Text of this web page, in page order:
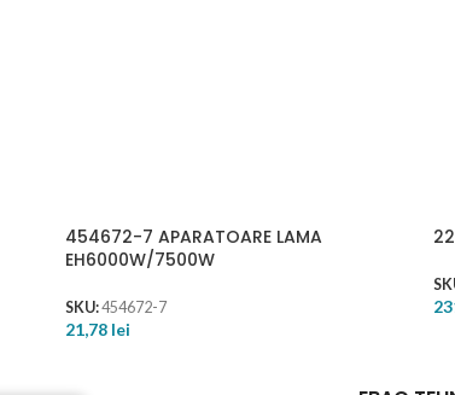
454672-7 APARATOARE LAMA
EH6000W/7500W
SKU:454672-7
21,78 lei